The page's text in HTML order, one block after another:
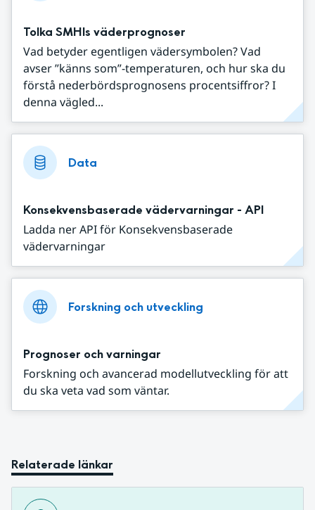
Tolka SMHIs väderprognoser
Vad betyder egentligen vädersymbolen? Vad
avser ”känns som”-temperaturen, och hur ska du
förstå nederbördsprognosens procentsiffror? I
denna vägled...
Data
Konsekvensbaserade vädervarningar - API
Ladda ner API för Konsekvensbaserade
vädervarningar
Forskning och utveckling
Prognoser och varningar
Forskning och avancerad modellutveckling för att
du ska veta vad som väntar.
Relaterade länkar